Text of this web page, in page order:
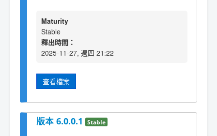
Maturity
Stable
釋出時間：
2025-11-27, 週四 21:22
查看檔案
版本 6.0.0.1 Stable